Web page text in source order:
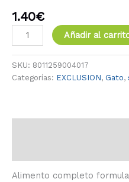
1.40€
Añadir al
SKU: 8011259004017
Categorías: EXCLUSION, Gato,
Alimento completo